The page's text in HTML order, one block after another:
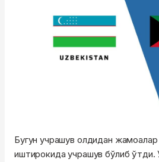
Бугун учрашув олдидан
иштирокида учрашув бўлиб ўтди.